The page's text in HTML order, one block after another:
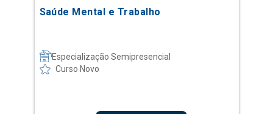
Saúde Mental e Trabalho
Especialização Semipresencial
Curso Novo